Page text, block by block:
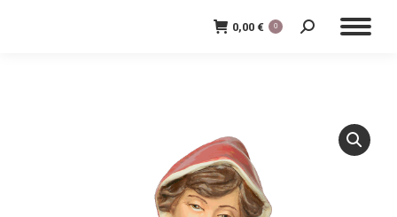
0,00 € 0 Cerca: